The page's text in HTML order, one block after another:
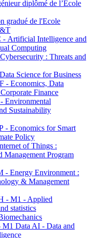
diplômé de l’École
gradué de l'Ecole
Artificial Intelligence and
Computing
: Threats and
Science for Business
- Economics, Data
Finance
Environmental
Sustainability
- Economics for Smart
Policy
of Things :
Management Program
- Energy Environment :
& Management
- M1 - Applied
statistics
Data AI - Data and